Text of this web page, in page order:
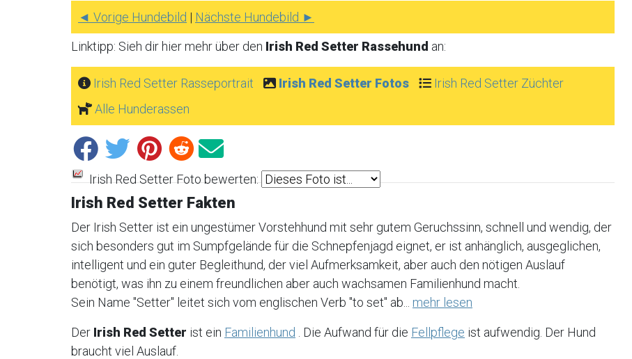
◄ Vorige Hundebild | Nächste Hundebild ►
Linktipp: Sieh dir hier mehr über den Irish Red Setter Rassehund an:
Irish Red Setter Rasseportrait Irish Red Setter Fotos
Irish Red Setter Züchter
Alle Hunderassen
Irish Red Setter Foto bewerten:
Irish Red Setter Fakten
Der Irish Setter ist ein ungestümer Vorstehhund mit sehr gutem Geruchssinn, schnell und wendig, der
sich besonders gut im Sumpfgelände für die Schnepfenjagd eignet, er ist anhänglich, ausgeglichen,
intelligent und ein guter Begleithund, der viel Aufmerksamkeit, aber auch den nötigen Auslauf
benötigt, was ihn zu einem freundlichen aber auch wachsamen Familienhund macht.
Sein Name "Setter" leitet sich vom englischen Verb "to set" ab... mehr lesen
Der Irish Red Setter ist ein Familienhund . Die Aufwand für die Fellpflege ist aufwendig. Der Hund
braucht viel Auslauf.